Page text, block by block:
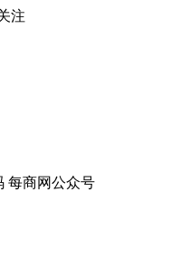
注
每商网公众号